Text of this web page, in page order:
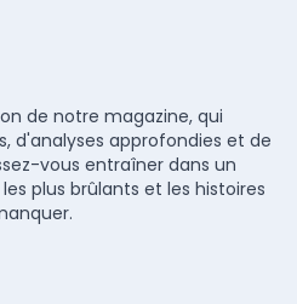
de notre magazine, qui
d'analyses approfondies et de
vous entraîner dans un
plus brûlants et les histoires